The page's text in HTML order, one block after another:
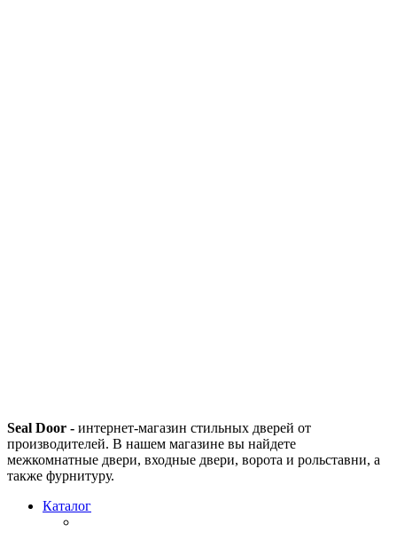
Seal Door - интернет-магазин стильных дверей от
производителей. В нашем магазине вы найдете
межкомнатные двери, входные двери, ворота и рольставни, а
также фурнитуру.
Каталог